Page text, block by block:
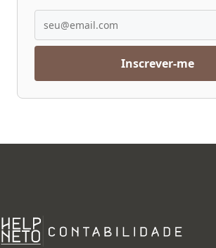
Inscrever-me